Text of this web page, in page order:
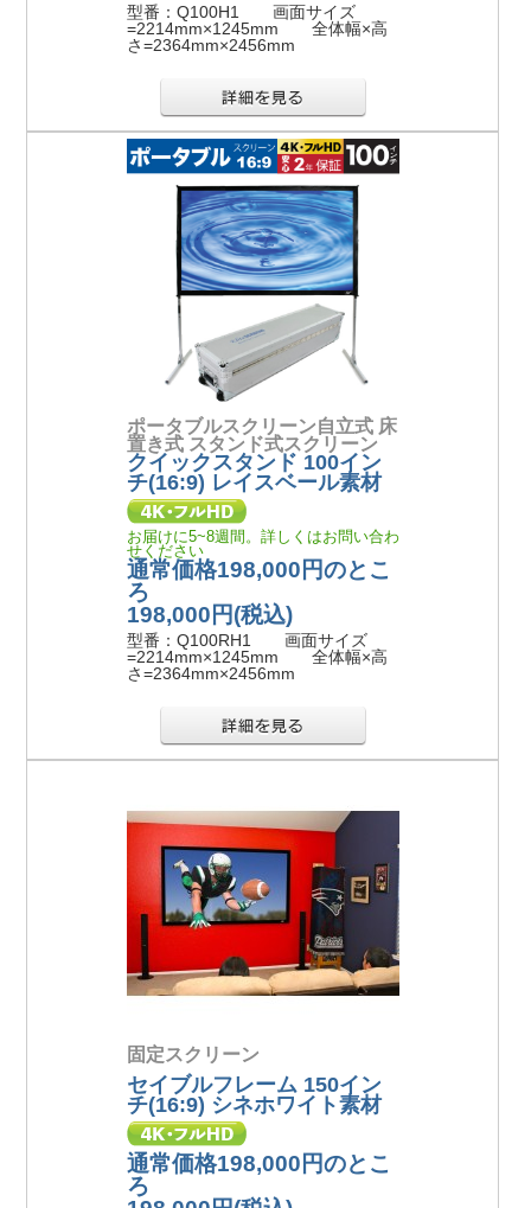
型番：Q100H1 画面サイズ
=2214mm×1245mm 全体幅×高
さ=2364mm×2456mm
ポータブルスクリーン自立式 床
置き式 スタンド式スクリーン
クイックスタンド 100イン
チ(16:9) レイスベール素材
お届けに5~8週間。詳しくはお問い合わ
せください
通常価格198,000円のとこ
ろ
198,000円(税込)
型番：Q100RH1 画面サイズ
=2214mm×1245mm 全体幅×高
さ=2364mm×2456mm
固定スクリーン
セイブルフレーム 150イン
チ(16:9) シネホワイト素材
通常価格198,000円のとこ
ろ